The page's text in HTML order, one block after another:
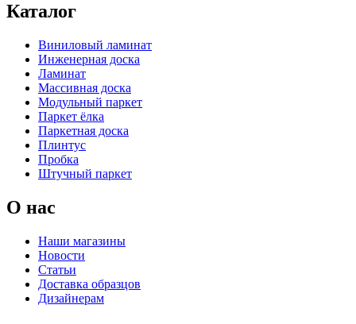
Каталог
Виниловый ламинат
Инженерная доска
Ламинат
Массивная доска
Модульный паркет
Паркет ёлка
Паркетная доска
Плинтус
Пробка
Штучный паркет
О нас
Наши магазины
Новости
Статьи
Доставка образцов
Дизайнерам